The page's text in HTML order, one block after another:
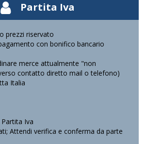
Partita Iva
prezzi riservato
con bonifico bancario
merce attualmente "non
contatto diretto mail o telefono)
Italia
Iva
Attendi verifica e conferma da parte